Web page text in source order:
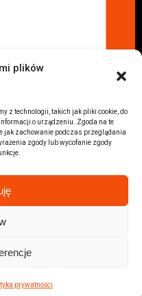
plików
z technologii, takich jak pliki cookie, do
o urządzeniu. Zgoda na te
jak zachowanie podczas przeglądania
zgody lub wycofanie zgody
prywatnościonline